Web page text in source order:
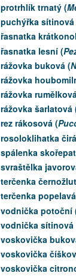
protrhlík trnatý (
puchýřka sítinová
řasnatka
řasnatka lesní (
rážovka buková (
rážovka
rážovka
rážovka šarlatová
rez rákosová (
rosoloklihatka
spálenka
svraštělka
terčenka
terčenka
vodnička potoční
vodnička sítinová
voskovička
voskovička
voskovička